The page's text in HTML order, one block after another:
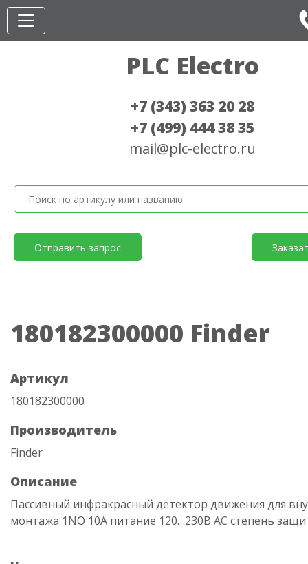
PLC Electro
+7 (343) 363 20 28
+7 (499) 444 38 35
mail@plc-electro.ru
Отправить запрос
180182300000 Finder
Артикул
180182300000
Производитель
Finder
Описание
Пассивный инфракрасный детектор движения для
монтажа 1NO 10A питание 120…230В АC степень